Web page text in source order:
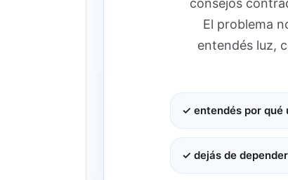
consejos
El problema
entendés luz,
✓ entendés por qué
✓ dejás de